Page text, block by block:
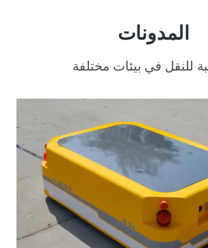
المدونات
للنقل في بيئات مختلفة